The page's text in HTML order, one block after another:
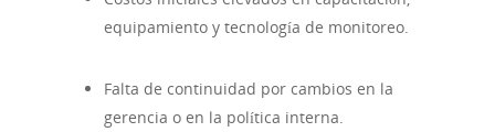
equipamiento y tecnología de monitoreo.
Falta de continuidad por cambios en la
gerencia o en la política interna.